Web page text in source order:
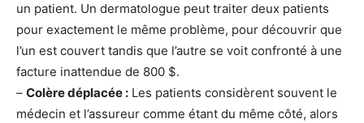
un patient. Un dermatologue peut traiter deux patients
pour exactement le même problème, pour découvrir que
l’un est couvert tandis que l’autre se voit confronté à une
facture inattendue de 800 $.
– Colère déplacée : Les patients considèrent souvent le
médecin et l’assureur comme étant du même côté, alors